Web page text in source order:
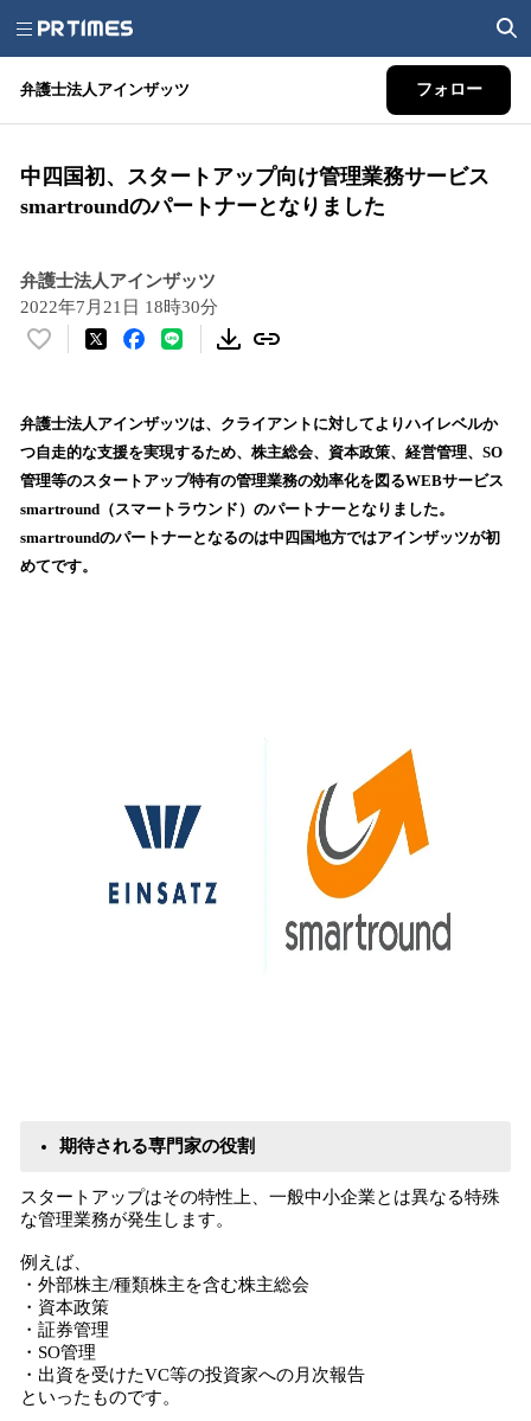
弁護士法人アインザッツ フォロー
中四国初、スタートアップ向け管理業務サービス
smartroundのパートナーとなりました
弁護士法人アインザッツ
2022年7月21日 18時30分
い
！
数
を
込
み
弁護士法人アインザッツは、クライアントに対してよりハイレベルか
つ自走的な支援を実現するため、株主総会、資本政策、経営管理、SO
管理等のスタートアップ特有の管理業務の効率化を図るWEBサービス
smartround（スマートラウンド）のパートナーとなりました。
smartroundのパートナーとなるのは中四国地方ではアインザッツが初
めてです。
期待される専門家の役割
スタートアップはその特性上、一般中小企業とは異なる特殊
な管理業務が発生します。
例えば、
​・外部株主/種類株主を含む株主総会
・資本政策
・証券管理
・SO管理
・出資を受けたVC等の投資家への月次報告
といったものです。